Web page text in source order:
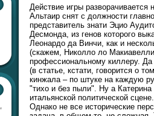
Действие игры разворачивается
Альтаир снят с должности
представитель знати Эцио
Десмонда, из генов которого
Леонардо да Винчи, как и
(скажем, Николло ло
профессиональному киллеру.
(в статье, кстати, говорится о
кинжала – по штуке на каждую
"тихо и без пыли". Ну а
итальянской политической сцене.
Однако не все исторические